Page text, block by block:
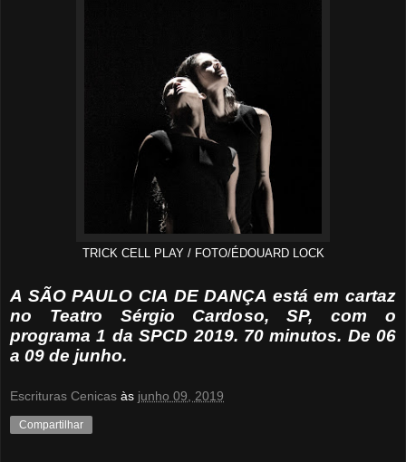
TRICK CELL PLAY / FOTO/ÉDOUARD LOCK
A SÃO PAULO CIA DE DANÇA está em cartaz
no Teatro Sérgio Cardoso, SP, com o
programa 1 da SPCD 2019. 70 minutos. De 06
a 09 de junho.
Escrituras Cenicas às junho 09, 2019
Compartilhar